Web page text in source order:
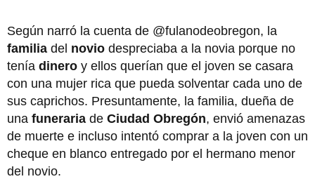
Según narró la cuenta de @fulanodeobregon, la
familia del novio despreciaba a la novia porque no
tenía dinero y ellos querían que el joven se casara
con una mujer rica que pueda solventar cada uno de
sus caprichos. Presuntamente, la familia, dueña de
una funeraria de Ciudad Obregón, envió amenazas
de muerte e incluso intentó comprar a la joven con un
cheque en blanco entregado por el hermano menor
del novio.